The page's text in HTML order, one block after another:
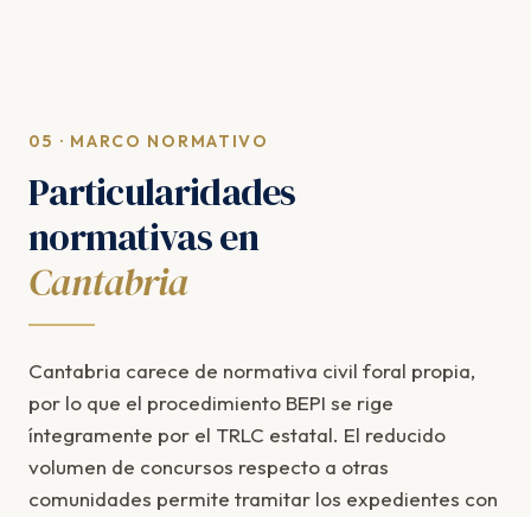
05 · MARCO NORMATIVO
Particularidades
normativas en
Cantabria
Cantabria carece de normativa civil foral propia,
por lo que el procedimiento BEPI se rige
íntegramente por el TRLC estatal. El reducido
volumen de concursos respecto a otras
comunidades permite tramitar los expedientes con